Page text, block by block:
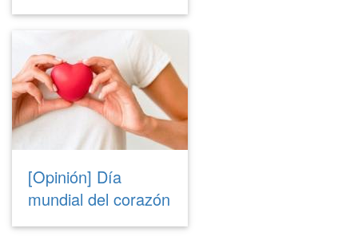
[Opinión] Día
mundial del corazón